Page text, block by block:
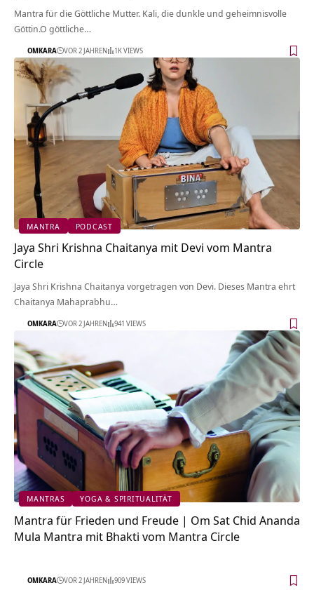
Mantra für die Göttliche Mutter. Kali, die dunkle und geheimnisvolle
Göttin.O göttliche…
OMKARA VOR 2 JAHREN 1K VIEWS
MANTRA PODCAST
Jaya Shri Krishna Chaitanya mit Devi vom Mantra
Circle
Jaya Shri Krishna Chaitanya vorgetragen von Devi. Dieses Mantra ehrt
Chaitanya Mahaprabhu…
OMKARA VOR 2 JAHREN 941 VIEWS
MANTRAS YOGA & SPIRITUALITÄT
Mantra für Frieden und Freude | Om Sat Chid Ananda
Mula Mantra mit Bhakti vom Mantra Circle
OMKARA VOR 2 JAHREN 909 VIEWS